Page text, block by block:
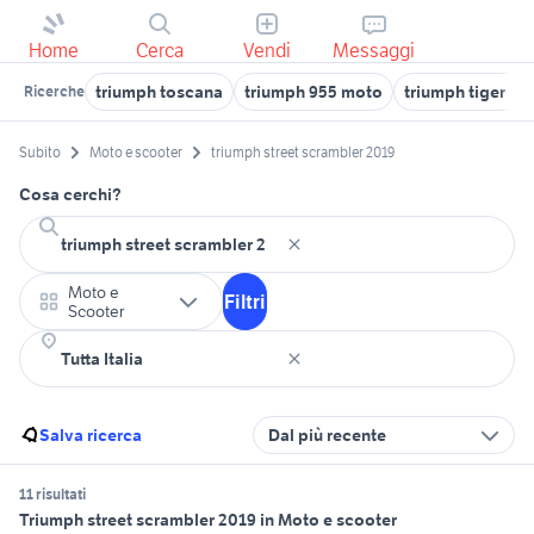
Home Cerca Vendi Messaggi
Ricerche triumph toscana triumph 955 moto triumph tiger
Subito Moto e scooter triumph street scrambler 2019
Cosa cerchi?
Moto e
Scooter
Filtri
Salva ricerca Dal più recente
11 risultati
Triumph street scrambler 2019 in Moto e scooter